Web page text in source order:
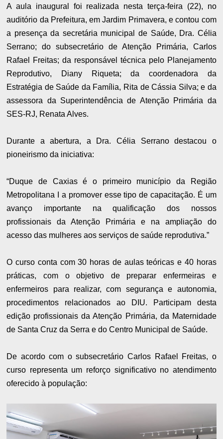
A aula inaugural foi realizada nesta terça-feira (22), no
auditório da Prefeitura, em Jardim Primavera, e contou com
a presença da secretária municipal de Saúde, Dra. Célia
Serrano; do subsecretário de Atenção Primária, Carlos
Rafael Freitas; da responsável técnica pelo Planejamento
Reprodutivo, Diany Riqueta; da coordenadora da
Estratégia de Saúde da Família, Rita de Cássia Silva; e da
assessora da Superintendência de Atenção Primária da
SES-RJ, Renata Alves.
Durante a abertura, a Dra. Célia Serrano destacou o
pioneirismo da iniciativa:
“Duque de Caxias é o primeiro município da Região
Metropolitana I a promover esse tipo de capacitação. É um
avanço importante na qualificação dos nossos
profissionais da Atenção Primária e na ampliação do
acesso das mulheres aos serviços de saúde reprodutiva.”
O curso conta com 30 horas de aulas teóricas e 40 horas
práticas, com o objetivo de preparar enfermeiras e
enfermeiros para realizar, com segurança e autonomia,
procedimentos relacionados ao DIU. Participam desta
edição profissionais da Atenção Primária, da Maternidade
de Santa Cruz da Serra e do Centro Municipal de Saúde.
De acordo com o subsecretário Carlos Rafael Freitas, o
curso representa um reforço significativo no atendimento
oferecido à população: